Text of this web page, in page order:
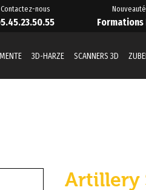
Contactez-nous
Formations
3D-HARZE SCANNERS 3D
Artillery